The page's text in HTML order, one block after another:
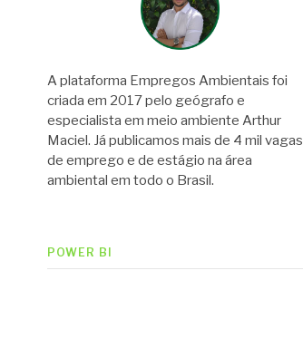
A plataforma Empregos Ambientais foi
criada em 2017 pelo geógrafo e
especialista em meio ambiente Arthur
Maciel. Já publicamos mais de 4 mil vagas
de emprego e de estágio na área
ambiental em todo o Brasil.
POWER BI